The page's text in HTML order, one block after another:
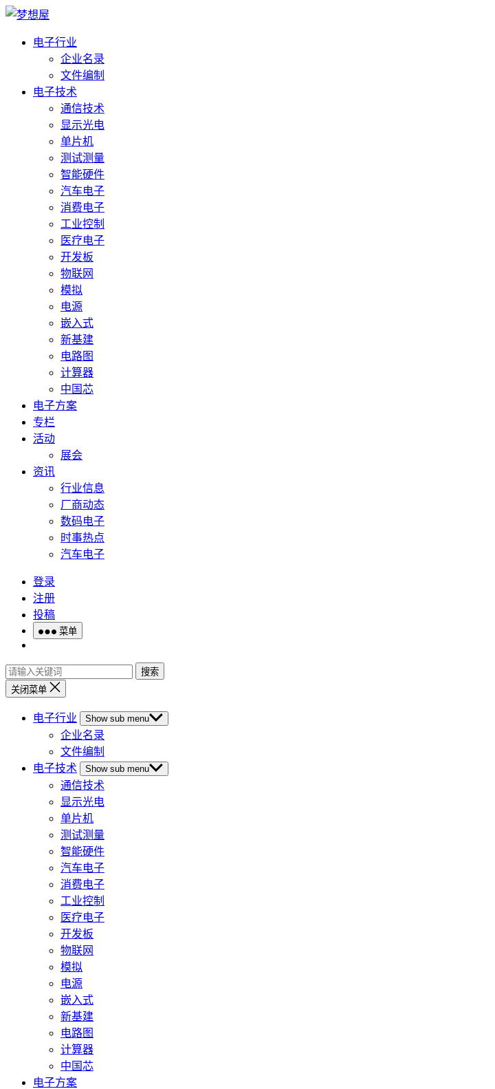
电子行业
企业名录
文件编制
电子技术
通信技术
显示光电
单片机
测试测量
智能硬件
汽车电子
消费电子
工业控制
医疗电子
开发板
物联网
模拟
电源
嵌入式
新基建
电路图
计算器
中国芯
电子方案
专栏
活动
展会
资讯
行业信息
厂商动态
数码电子
时事热点
汽车电子
登录
注册
投稿
菜单
搜索
关闭菜单
电子行业 Show sub menu
企业名录
文件编制
电子技术
Show sub menu
通信技术
显示光电
单片机
测试测量
智能硬件
汽车电子
消费电子
工业控制
医疗电子
开发板
物联网
模拟
电源
嵌入式
新基建
电路图
计算器
中国芯
电子方案